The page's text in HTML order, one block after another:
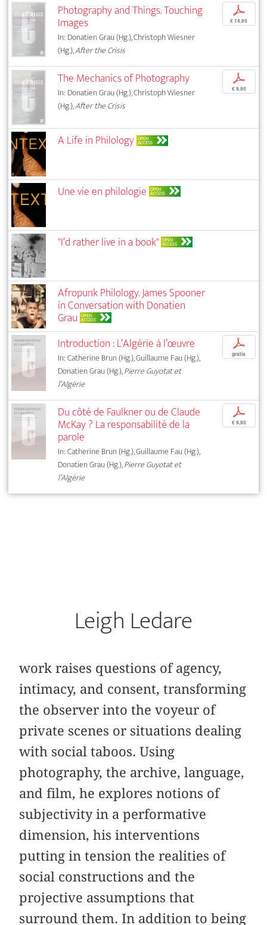
Photography and Things. Touching
Images
In: Donatien Grau (Hg.), Christoph Wiesner
(Hg.),After the Crisis
p
€ 14,95
The Mechanics of Photography
In: Donatien Grau (Hg.), Christoph Wiesner
(Hg.),After the Crisis
p
€ 9,95
A Life in Philology OPEN
ACCESS
Une vie en philologie OPEN
ACCESS
"I’d rather live in a book" OPEN
ACCESS
Afropunk Philology. James Spooner
in Conversation with Donatien
Grau OPEN
ACCESS
Introduction : L’Algérie à l’œuvre
In: Catherine Brun (Hg.), Guillaume Fau (Hg.),
Donatien Grau (Hg.),Pierre Guyotat et
l’Algérie
p
gratis
Du côté de Faulkner ou de Claude
McKay ? La responsabilité de la
parole
In: Catherine Brun (Hg.), Guillaume Fau (Hg.),
Donatien Grau (Hg.),Pierre Guyotat et
l’Algérie
p
€ 9,95
Leigh Ledare
work raises questions of agency,
intimacy, and consent, transforming
the observer into the voyeur of
private scenes or situations dealing
with social taboos. Using
photography, the archive, language,
and film, he explores notions of
subjectivity in a performative
dimension, his interventions
putting in tension the realities of
social constructions and the
projective assumptions that
surround them. In addition to being